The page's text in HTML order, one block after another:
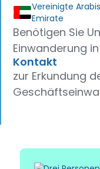
Vereinigte
Emirate
Benötigen Sie
Einwanderung
Kontakt
zur Erkundung